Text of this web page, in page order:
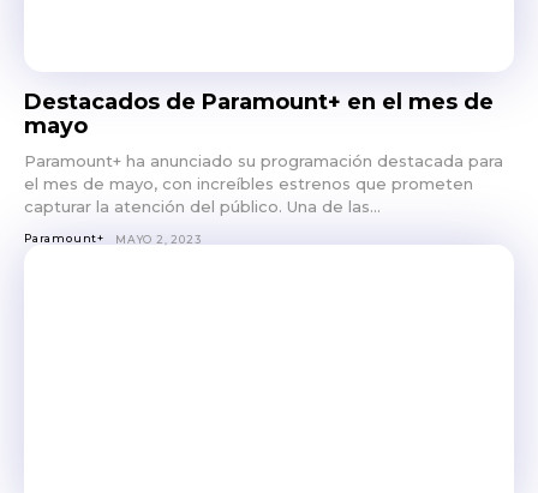
Destacados de Paramount+ en el mes de
mayo
Paramount+ ha anunciado su programación destacada para
el mes de mayo, con increíbles estrenos que prometen
capturar la atención del público. Una de las...
Paramount+ MAYO 2, 2023